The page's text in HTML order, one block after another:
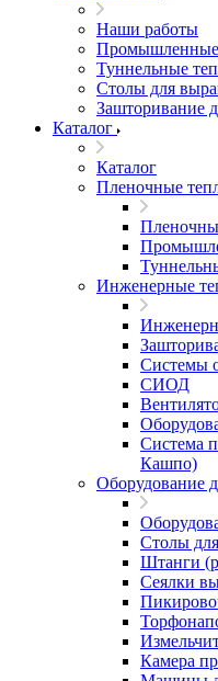
Наши работы
Туннельные
Столы для
Зашторивание
Каталог
Каталог
Пленочные
Инженерные
Системы
СИОД
Система
Кашпо)
Оборудование
Столы
Штанги
Сеялки
Камера